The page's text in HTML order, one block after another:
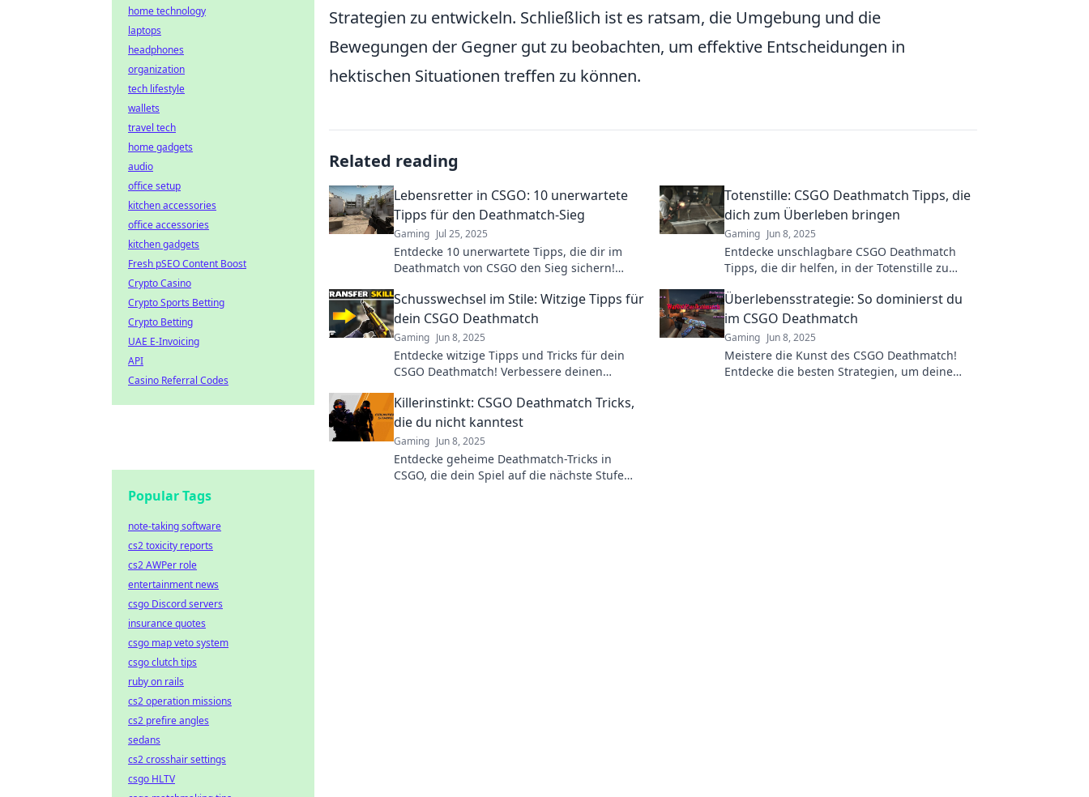
Strategien zu entwickeln. Schließlich ist es ratsam, die Umgebung und die
Bewegungen der Gegner gut zu beobachten, um effektive Entscheidungen in
hektischen Situationen treffen zu können.
Related reading
Lebensretter in CSGO: 10 unerwartete
Tipps für den Deathmatch-Sieg
Gaming Jul 25, 2025
Entdecke 10 unerwartete Tipps, die dir im
Deathmatch von CSGO den Sieg sichern!
Lebensretter!
Totenstille: CSGO Deathmatch Tipps, die
dich zum Überleben bringen
Gaming Jun 8, 2025
Entdecke unschlagbare CSGO Deathmatch
Tipps, die dir helfen, in der Totenstille zu
Schusswechsel im Stile: Witzige Tipps für
dein CSGO Deathmatch
Gaming Jun 8, 2025
Entdecke witzige Tipps und Tricks für dein
CSGO Deathmatch! Verbessere deinen
Stil!
Überlebensstrategie: So dominierst du
im CSGO Deathmatch
Gaming Jun 8, 2025
Meistere die Kunst des CSGO Deathmatch!
Entdecke die besten Strategien, um deine
Killerinstinkt: CSGO Deathmatch Tricks,
die du nicht kanntest
Gaming Jun 8, 2025
Entdecke geheime Deathmatch-Tricks in
CSGO, die dein Spiel auf die nächste Stufe
home technology
laptops
headphones
organization
tech lifestyle
wallets
travel tech
home gadgets
audio
office setup
kitchen accessories
office accessories
kitchen gadgets
Fresh pSEO Content Boost
Crypto Casino
Crypto Sports Betting
Crypto Betting
UAE E-Invoicing
API
Casino Referral Codes
Popular Tags
note-taking software
cs2 toxicity reports
cs2 AWPer role
entertainment news
csgo Discord servers
insurance quotes
csgo map veto system
csgo clutch tips
ruby on rails
cs2 operation missions
cs2 prefire angles
sedans
cs2 crosshair settings
csgo HLTV